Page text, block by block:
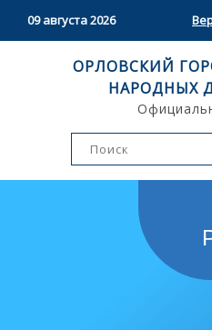
09 августа 2026
ОРЛОВСКИЙ
НАРОДНЫХ